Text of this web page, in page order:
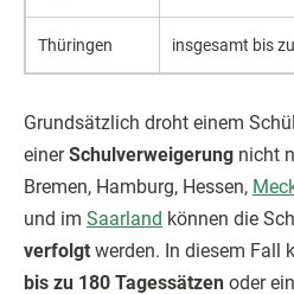
Thüringen insgesamt bis
Grundsätzlich droht einem
einerSchulverweigerung nicht
Bremen, Hamburg, Hessen,
und im Saarland können die
verfolgt werden. In diesem Fall
bis zu 180 Tagessätzen oder